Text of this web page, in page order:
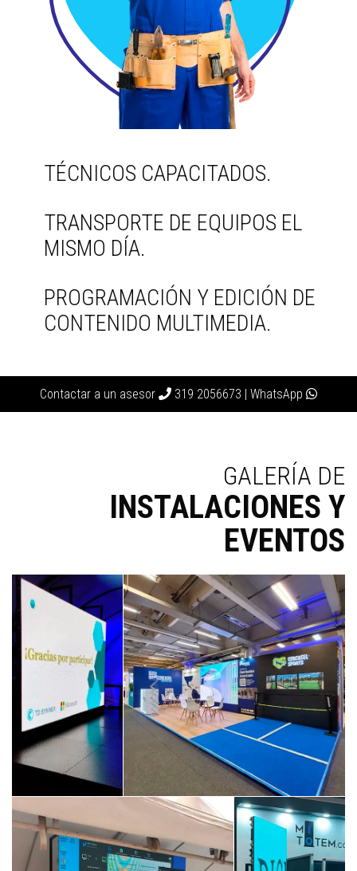
TÉCNICOS CAPACITADOS.
TRANSPORTE DE EQUIPOS EL
MISMO DÍA.
PROGRAMACIÓN Y EDICIÓN DE
CONTENIDO MULTIMEDIA.
Contactar a un asesor 319 2056673 | WhatsApp
GALERÍA DE
INSTALACIONES Y
EVENTOS